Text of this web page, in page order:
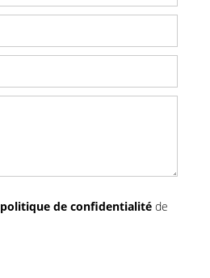
politique de confidentialité de